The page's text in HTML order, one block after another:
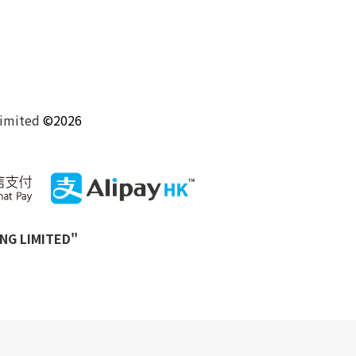
©2026
LIMITED"